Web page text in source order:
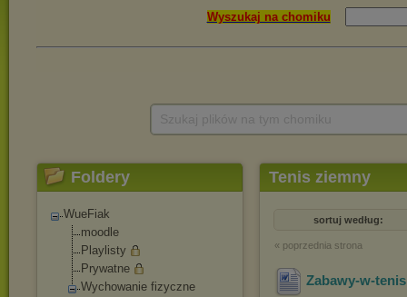
Foldery
WueFiak
moodle
Playlisty
Prywatne
Wychowanie fizyczne
Tenis ziemny
sortuj według:
« poprzednia strona
Zabawy-w-